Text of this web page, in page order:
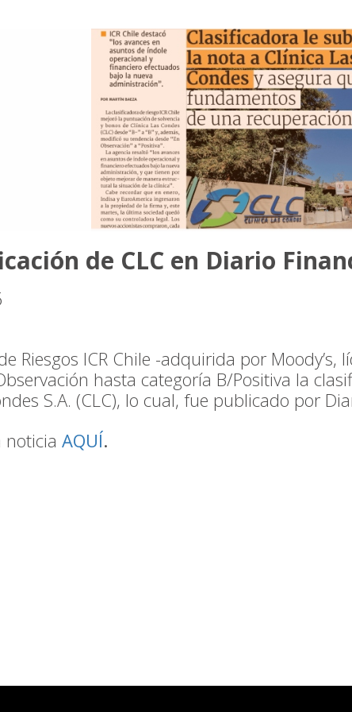
de CLC en Diario
Riesgos ICR Chile -adquirida por
hasta categoría B/Positiva la
S.A. (CLC), lo cual, fue publicado por
noticia AQUÍ.